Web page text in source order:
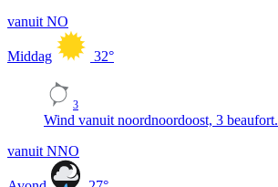
vanuit NO
Middag 32°
3
Wind vanuit noordnoordoost, 3 beaufort.
vanuit NNO